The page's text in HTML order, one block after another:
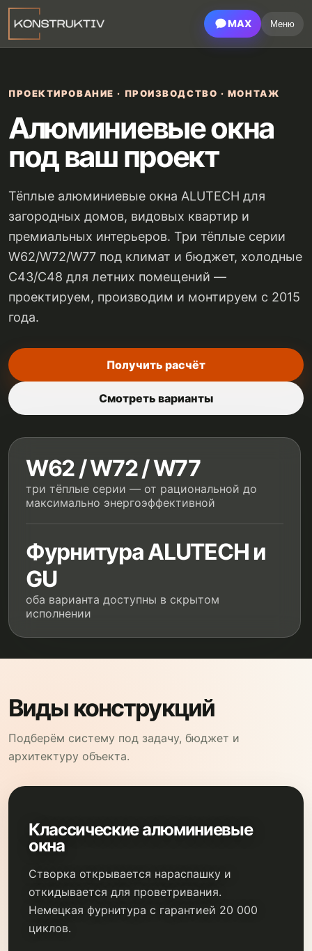
MAX Меню
ПРОЕКТИРОВАНИЕ · ПРОИЗВОДСТВО · МОНТАЖ
Алюминиевые окна
под ваш проект
Тёплые алюминиевые окна ALUTECH для
загородных домов, видовых квартир и
премиальных интерьеров. Три тёплые серии
W62/W72/W77 под климат и бюджет, холодные
C43/C48 для летних помещений —
проектируем, производим и монтируем с 2015
года.
Получить расчёт
Смотреть варианты
W62 / W72 / W77
три тёплые серии — от рациональной до
максимально энергоэффективной
Фурнитура ALUTECH и
GU
оба варианта доступны в скрытом
исполнении
Виды конструкций
Подберём систему под задачу, бюджет и
архитектуру объекта.
Классические алюминиевые
окна
Створка открывается нараспашку и
откидывается для проветривания.
Немецкая фурнитура с гарантией 20 000
циклов.